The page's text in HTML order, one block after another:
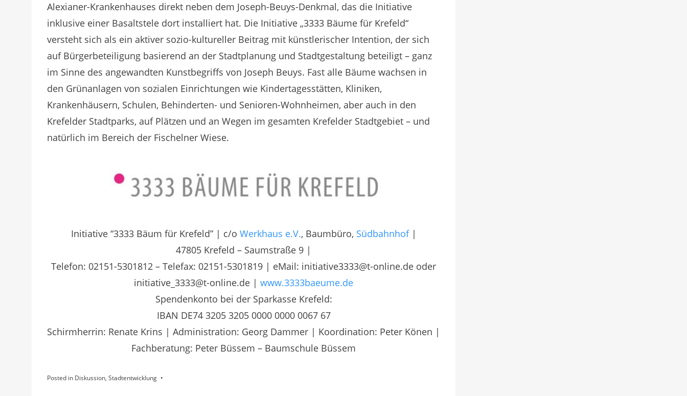
Alexianer-Krankenhauses direkt neben dem Joseph-Beuys-Denkmal, das die Initiative
inklusive einer Basaltstele dort installiert hat. Die Initiative „3333 Bäume für Krefeld“
versteht sich als ein aktiver sozio-kultureller Beitrag mit künstlerischer Intention, der sich
auf Bürgerbeteiligung basierend an der Stadtplanung und Stadtgestaltung beteiligt – ganz
im Sinne des angewandten Kunstbegriffs von Joseph Beuys. Fast alle Bäume wachsen in
den Grünanlagen von sozialen Einrichtungen wie Kindertagesstätten, Kliniken,
Krankenhäusern, Schulen, Behinderten- und Senioren-Wohnheimen, aber auch in den
Krefelder Stadtparks, auf Plätzen und an Wegen im gesamten Krefelder Stadtgebiet – und
natürlich im Bereich der Fischelner Wiese.
Initiative “3333 Bäum für Krefeld” | c/o Werkhaus e.V., Baumbüro, Südbahnhof|
47805 Krefeld – Saumstraße 9 |
Telefon: 02151-5301812 – Telefax: 02151-5301819 | eMail: initiative3333@t-online.de oder
initiative_3333@t-online.de |www.3333baeume.de
Spendenkonto bei der Sparkasse Krefeld:
IBAN DE74 3205 3205 0000 0000 0067 67
Schirmherrin: Renate Krins | Administration: Georg Dammer | Koordination: Peter Könen |
Fachberatung: Peter Büssem – Baumschule Büssem
Posted in Diskussion, Stadtentwicklung